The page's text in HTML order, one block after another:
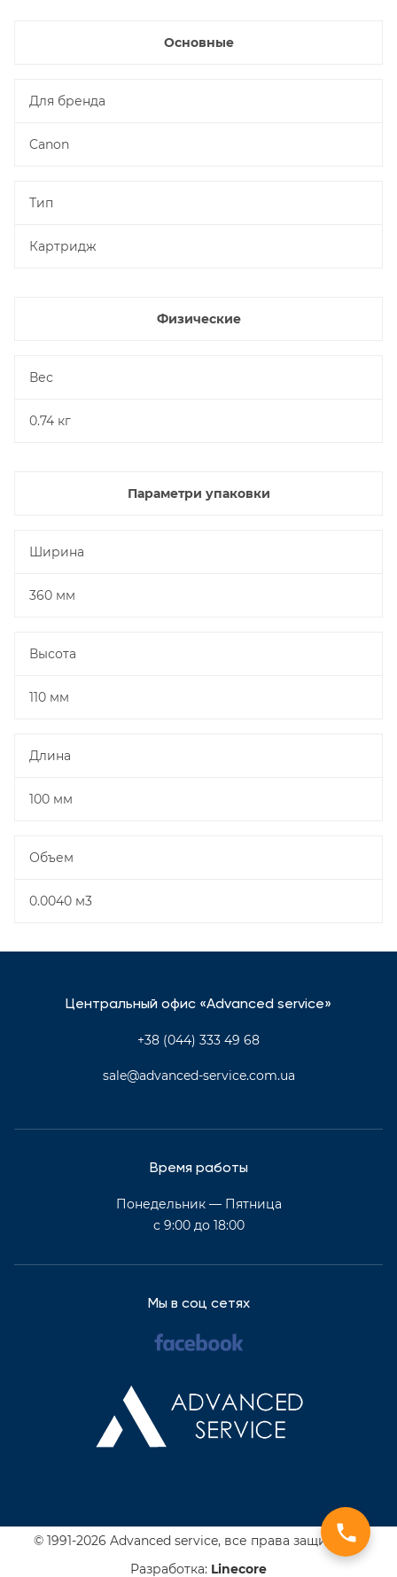
Основные
Для бренда
Canon
Тип
Картридж
Физические
Вес
0.74 кг
Параметри упаковки
Ширина
360 мм
Высота
110 мм
Длина
100 мм
Объем
0.0040 м3
Центральный офис «Advanced service»
+38 (044) 333 49 68
sale@advanced-service.com.ua
Время работы
Понедельник — Пятница
с 9:00 до 18:00
Мы в соц сетях
© 1991-2026 Advanced service, все права защищены
Разработка: Linecore